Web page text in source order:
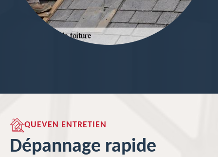
QUEVEN ENTRETIEN
Dépannage rapide